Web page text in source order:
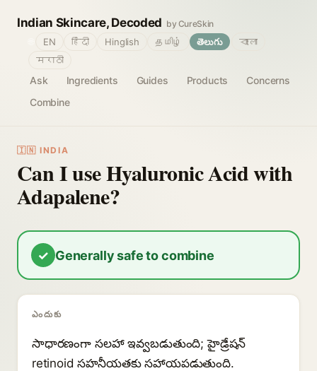
Indian Skincare, Decoded by CureSkin
Ask Ingredients Guides Products
Concerns
Combine
EN हिंदी Hinglish தமிழ் తెలుగు
বাংলা
मराठी
🇮🇳 INDIA
Can I use Hyaluronic Acid with
Adapalene?
✓ Generally safe to combine
ఎందుకు
సాధారణంగా సలహా ఇవ్వబడుతుంది; హైడ్రేషన్
retinoid సహనీయతకు సహాయపడుతుంది.